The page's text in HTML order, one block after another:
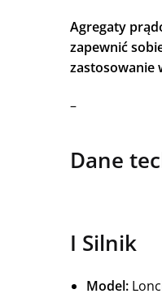
Agregaty
zapewnić
zastosowanie
–
Dane
I Silnik
Model: